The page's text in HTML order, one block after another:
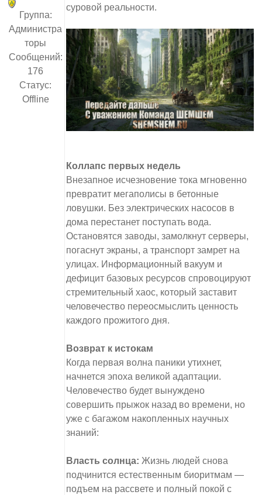
Группа:
Администра
торы
Сообщений:
176
Статус:
Offline
суровой реальности.
Коллапс первых недель
Внезапное исчезновение тока мгновенно
превратит мегаполисы в бетонные
ловушки. Без электрических насосов в
дома перестанет поступать вода.
Остановятся заводы, замолкнут серверы,
погаснут экраны, а транспорт замрет на
улицах. Информационный вакуум и
дефицит базовых ресурсов спровоцируют
стремительный хаос, который заставит
человечество переосмыслить ценность
каждого прожитого дня.
Возврат к истокам
Когда первая волна паники утихнет,
начнется эпоха великой адаптации.
Человечество будет вынуждено
совершить прыжок назад во времени, но
уже с багажом накопленных научных
знаний:
Власть солнца: Жизнь людей снова
подчинится естественным биоритмам —
подъем на рассвете и полный покой с